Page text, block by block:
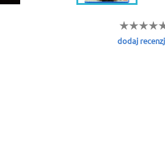
dodaj